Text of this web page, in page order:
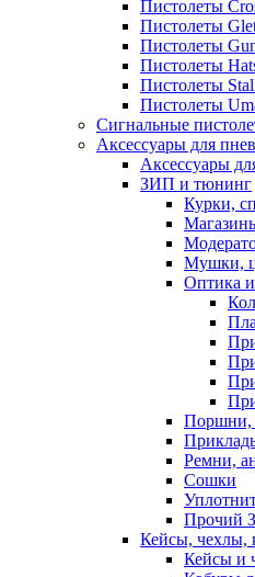
Пистолеты
Пистолеты
Пистолеты
Пистолеты
Пистолеты
Пистолеты
Сигнальные
Аксессуары для
Аксессуары
ЗИП и тюнинг
Курки,
Мушки,
Оптика
Поршни,
Ремни,
Сошки
Прочий
Кейсы, чехлы,
Кейсы и